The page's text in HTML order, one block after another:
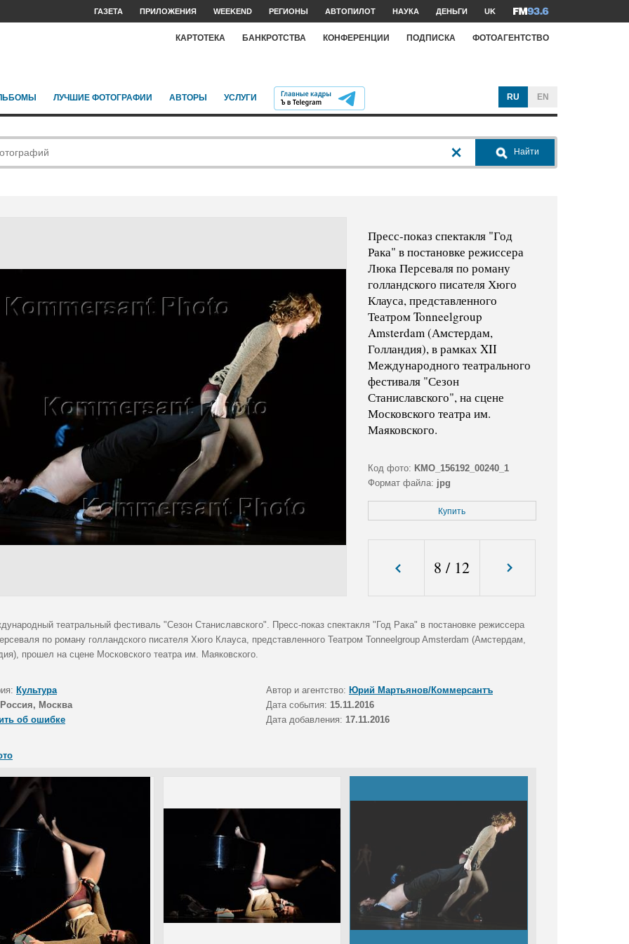
ГАЗЕТА ПРИЛОЖЕНИЯ WEEKEND РЕГИОНЫ АВТОПИЛОТ НАУКА ДЕНЬГИ UK
КАРТОТЕКА БАНКРОТСТВА КОНФЕРЕНЦИИ ПОДПИСКА ФОТОАГЕНТСТВО
ЛУЧШИЕ ФОТОГРАФИИ АВТОРЫ УСЛУГИ RU EN
Найти
Пресс-показ спектакля "Год
Рака" в постановке режиссера
Люка Персеваля по роману
голландского писателя Хюго
Клауса, представленного
Театром Tonneelgroup
Amsterdam (Амстердам,
Голландия), в рамках XII
Международного театрального
фестиваля "Сезон
Станиславского", на сцене
Московского театра им.
Маяковского.
Код фото: KMO_156192_00240_1
Формат файла: jpg
Размер фото (пикс.): 4179x3054
Купить
8 / 12
театральный фестиваль "Сезон Станиславского". Пресс-показ спектакля "Год Рака" в постановке режиссера
по роману голландского писателя Хюго Клауса, представленного Театром Tonneelgroup Amsterdam (Амстердам,
прошел на сцене Московского театра им. Маяковского.
Культура Автор и агентство: Юрий Мартьянов/Коммерсантъ
Россия, Москва Дата события: 15.11.2016
об ошибке
Дата добавления: 17.11.2016